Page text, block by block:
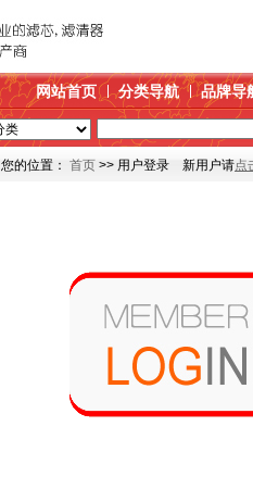
网站首页 分类导航 品牌导
您的位置： 首页 >> 用户登录 新用户请点